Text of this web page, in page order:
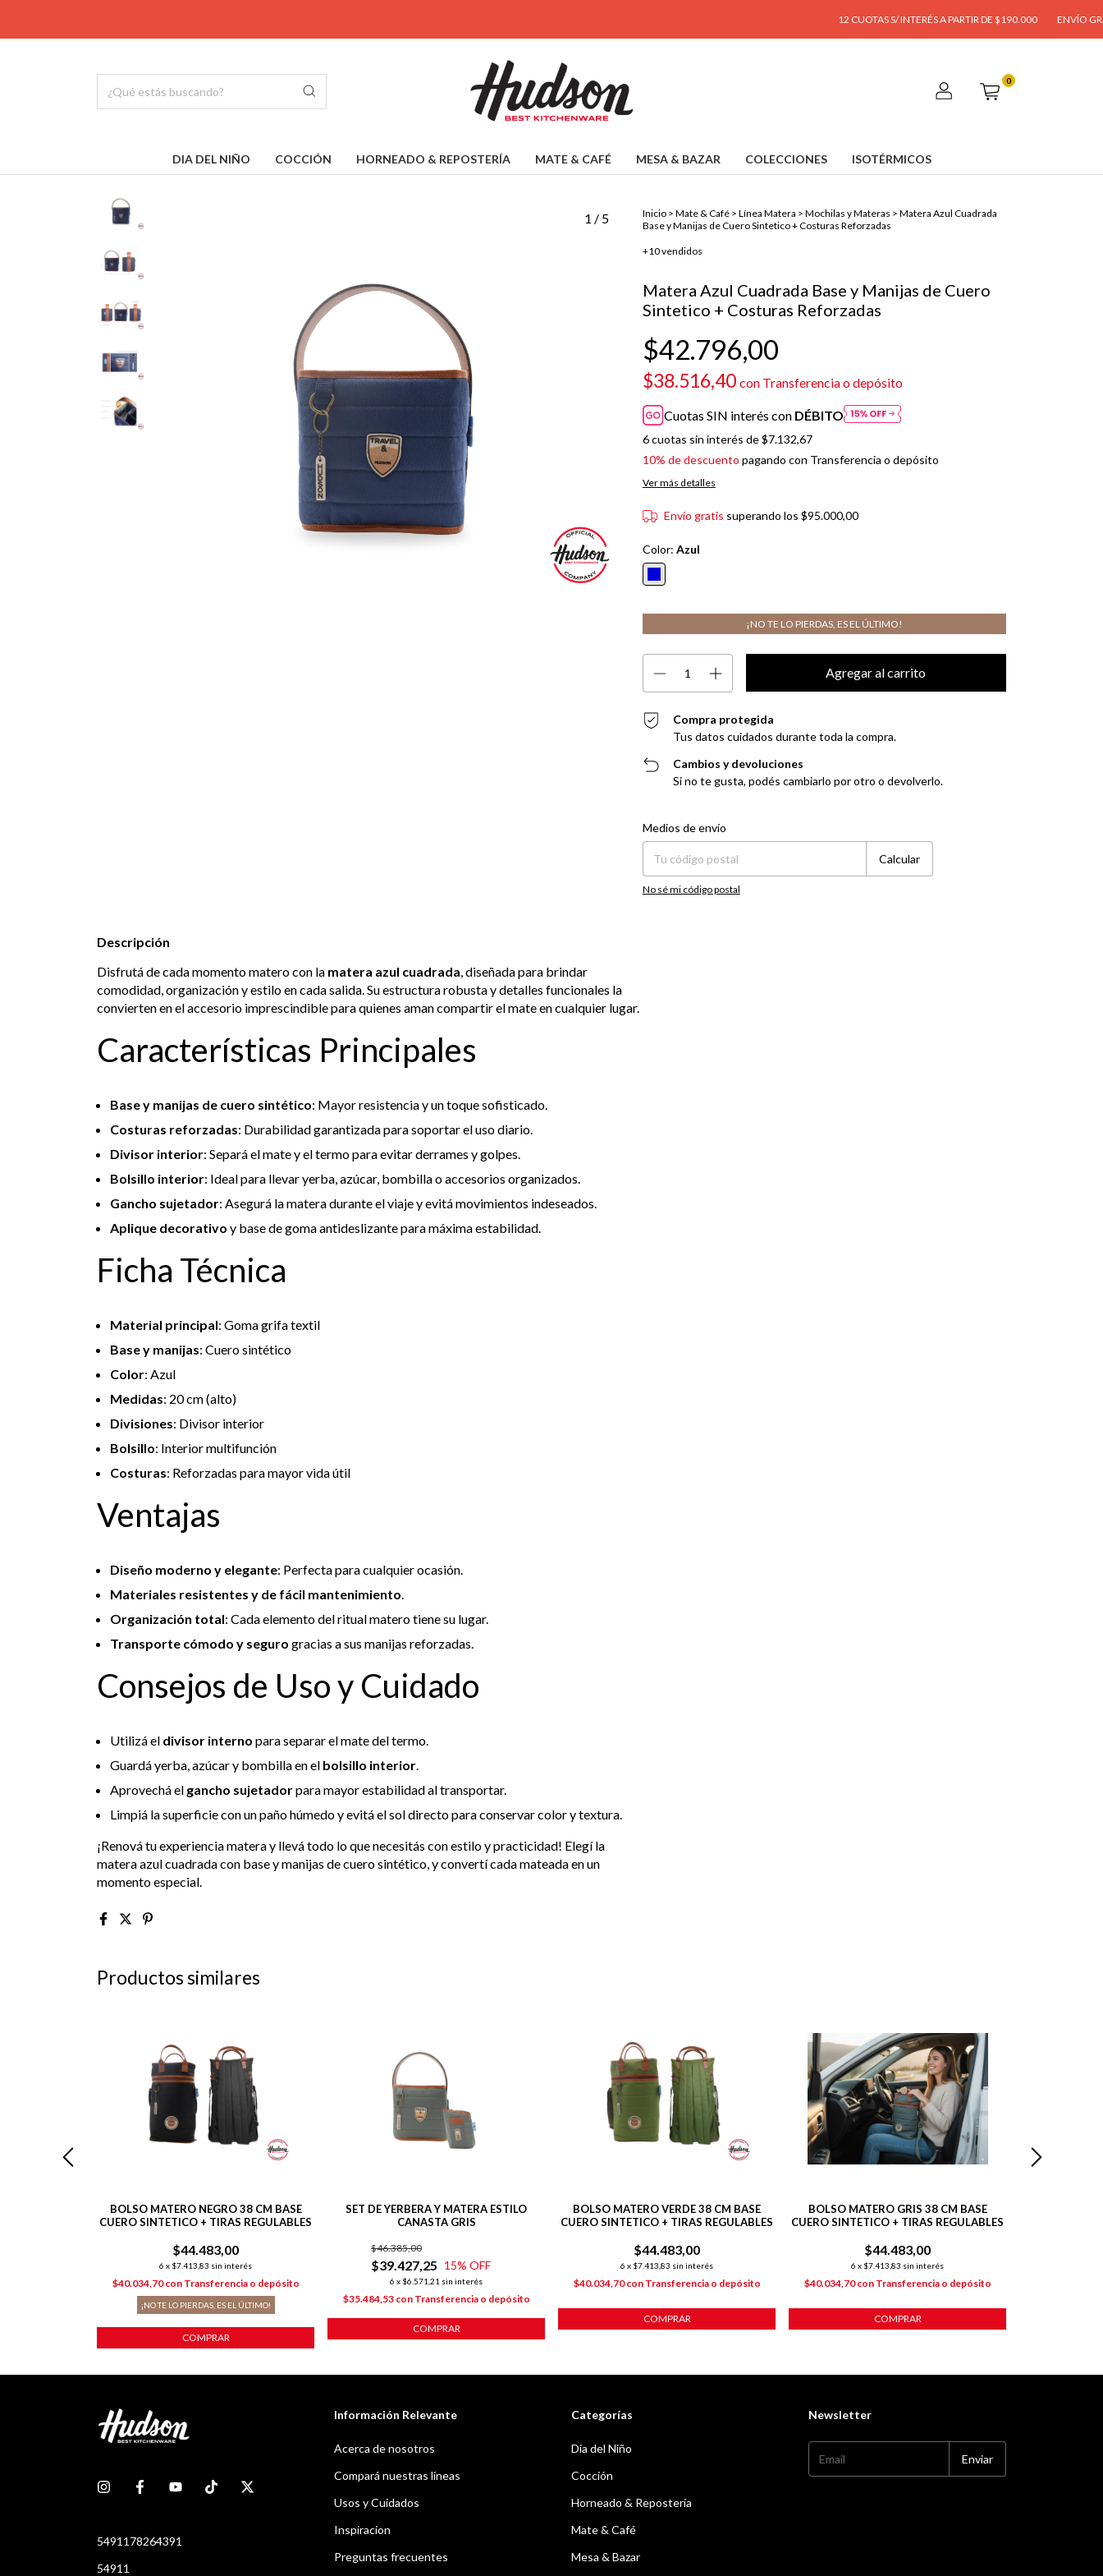
12 CUOTAS S/ INTERÉS A PARTIR DE $190.000 ENVÍO GRATIS A
0
DIA DEL NIÑO COCCIÓN HORNEADO & REPOSTERÍA MATE & CAFÉ MESA & BAZAR COLECCIONES ISOTÉRMICOS
1 / 5 Inicio > Mate & Café > Línea Matera > Mochilas y Materas > Matera Azul Cuadrada
Base y Manijas de Cuero Sintetico + Costuras Reforzadas
+10 vendidos
Matera Azul Cuadrada Base y Manijas de Cuero
Sintetico + Costuras Reforzadas
$42.796,00
$38.516,40 con Transferencia o depósito
Cuotas SIN interés con DÉBITO
6cuotas sin interés de$7.132,67
10% de descuento pagando con Transferencia o depósito
Ver más detalles
Envío gratis superando los$95.000,00
Color: Azul
¡NO TE LO PIERDAS, ES EL ÚLTIMO!
Compra protegida
Tus datos cuidados durante toda la compra.
Cambios y devoluciones
Si no te gusta, podés cambiarlo por otro o devolverlo.
Entregas para el CP:
Medios de envío
Calcular
No sé mi código postal
Descripción
Disfrutá de cada momento matero con la matera azul cuadrada, diseñada para brindar
comodidad, organización y estilo en cada salida. Su estructura robusta y detalles funcionales la
convierten en el accesorio imprescindible para quienes aman compartir el mate en cualquier lugar.
Características Principales
Base y manijas de cuero sintético: Mayor resistencia y un toque sofisticado.
Costuras reforzadas: Durabilidad garantizada para soportar el uso diario.
Divisor interior: Separá el mate y el termo para evitar derrames y golpes.
Bolsillo interior: Ideal para llevar yerba, azúcar, bombilla o accesorios organizados.
Gancho sujetador: Asegurá la matera durante el viaje y evitá movimientos indeseados.
Aplique decorativo y base de goma antideslizante para máxima estabilidad.
Ficha Técnica
Material principal: Goma grifa textil
Base y manijas: Cuero sintético
Color: Azul
Medidas: 20 cm (alto)
Divisiones: Divisor interior
Bolsillo: Interior multifunción
Costuras: Reforzadas para mayor vida útil
Ventajas
Diseño moderno y elegante: Perfecta para cualquier ocasión.
Materiales resistentes y de fácil mantenimiento.
Organización total: Cada elemento del ritual matero tiene su lugar.
Transporte cómodo y seguro gracias a sus manijas reforzadas.
Consejos de Uso y Cuidado
Utilizá el divisor interno para separar el mate del termo.
Guardá yerba, azúcar y bombilla en el bolsillo interior.
Aprovechá el gancho sujetadorpara mayor estabilidad al transportar.
Limpiá la superficie con un paño húmedo y evitá el sol directo para conservar color y textura.
¡Renová tu experiencia matera y llevá todo lo que necesitás con estilo y practicidad! Elegí la
matera azul cuadrada con base y manijas de cuero sintético, y convertí cada mateada en un
momento especial.
Productos similares
BOLSO MATERO NEGRO 38 CM BASE
CUERO SINTETICO + TIRAS REGULABLES
$44.483,00
6 x $7.413,83 sin interés
$40.034,70con Transferencia o depósito
¡NO TE LO PIERDAS, ES EL ÚLTIMO!
COMPRAR
SET DE YERBERA Y MATERA ESTILO
CANASTA GRIS
$39.427,25
$46.385,00
15% OFF
6 x $6.571,21 sin interés
$35.484,53 con Transferencia o depósito
COMPRAR
BOLSO MATERO VERDE 38 CM BASE
CUERO SINTETICO + TIRAS REGULABLES
$44.483,00
6 x $7.413,83 sin interés
$40.034,70con Transferencia o depósito
COMPRAR
BOLSO MATERO GRIS 38 CM BASE
CUERO SINTETICO + TIRAS REGULABLES
$44.483,00
6 x $7.413,83 sin interés
$40.034,70con Transferencia o depósito
COMPRAR
5491178264391
54911
Información Relevante
Acerca de nosotros
Compará nuestras líneas
Usos y Cuidados
Inspiracion
Preguntas frecuentes
Categorías
Dia del Niño
Cocción
Horneado & Repostería
Mate & Café
Mesa & Bazar
Newsletter